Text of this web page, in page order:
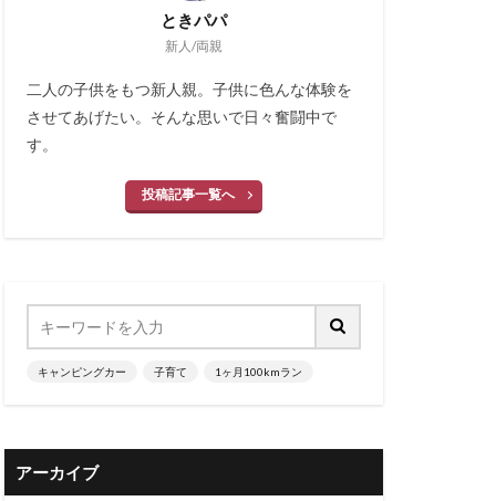
ときパパ
新人/両親
二人の子供をもつ新人親。子供に色んな体験を
させてあげたい。そんな思いで日々奮闘中で
す。
投稿記事一覧へ
キャンピングカー 子育て 1ヶ月100kmラン
アーカイブ